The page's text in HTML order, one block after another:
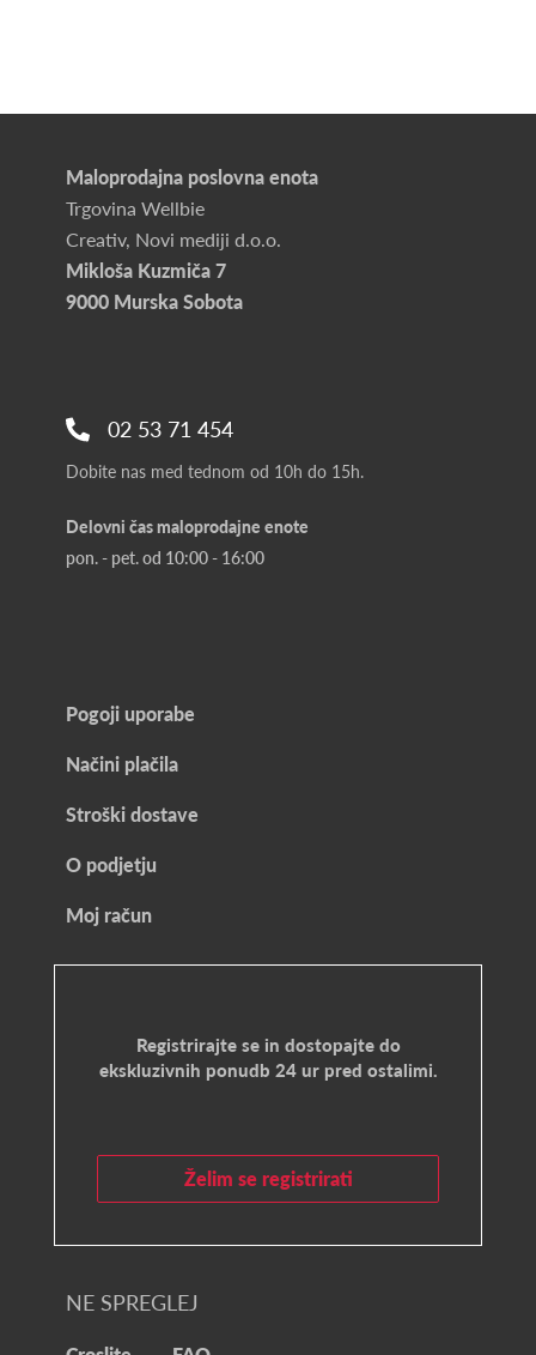
Maloprodajna poslovna enota
Trgovina Wellbie
Creativ, Novi mediji d.o.o.
Mikloša Kuzmiča 7
9000 Murska Sobota
02 53 71 454
Dobite nas med tednom od 10h do 15h.
Delovni čas maloprodajne enote
pon. - pet. od 10:00 - 16:00
Pogoji uporabe
Načini plačila
Stroški dostave
O podjetju
Moj račun
Registrirajte se in dostopajte do
ekskluzivnih ponudb 24 ur pred ostalimi.
Želim se registrirati
NE SPREGLEJ